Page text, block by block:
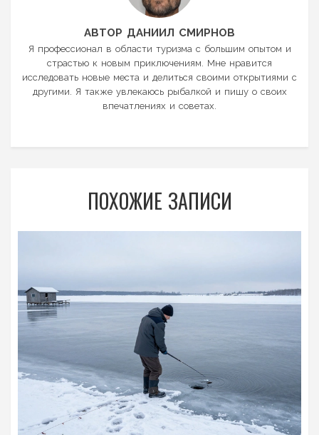
АВТОР ДАНИИЛ СМИРНОВ
Я профессионал в области туризма с большим опытом и
страстью к новым приключениям. Мне нравится
исследовать новые места и делиться своими открытиями с
другими. Я также увлекаюсь рыбалкой и пишу о своих
впечатлениях и советах.
ПОХОЖИЕ ЗАПИСИ